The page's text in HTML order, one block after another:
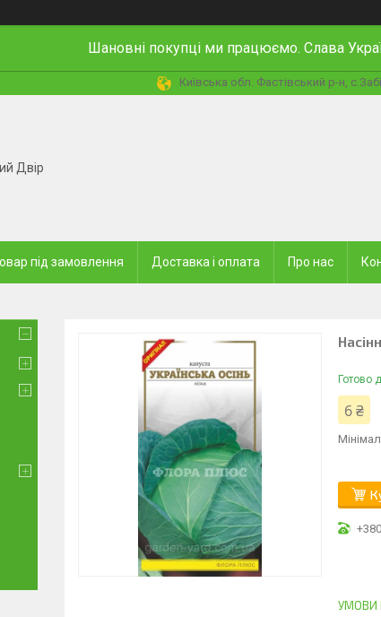
Шановні покупці ми працюємо. Слава
Київська обл. Фастівський р-н,
Двір
під замовлення Доставка і оплата Про нас
Готово
6 ₴